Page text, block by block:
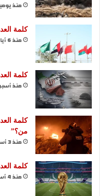
منذ
كلمة العدد 1481.. “”من الاحتواء إلى
منذ 6 أيام
كلمة العدد 1480.. “”حرب جديدة لم تُحسم
منذ
من؟”
منذ 3 أسابيع
كلمة العدد 1478.. (الكورة)… هرمون
منذ 4 أسابيع